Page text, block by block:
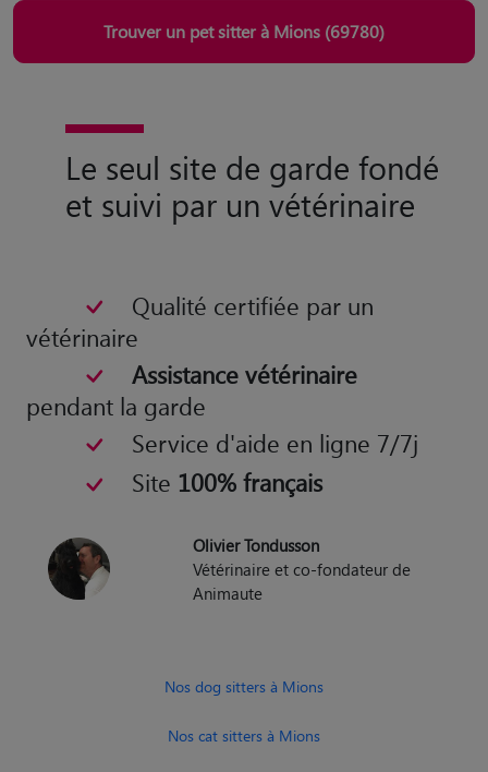
Trouver un pet sitter à Mions (69780)
Le seul site de garde fondé
et suivi par un vétérinaire
Qualité certifiée par un
vétérinaire
Assistance vétérinaire
pendant la garde
Service d'aide en ligne 7/7j
Site 100% français
Olivier Tondusson
Vétérinaire et co-fondateur de
Animaute
Nos dog sitters à Mions
Nos cat sitters à Mions